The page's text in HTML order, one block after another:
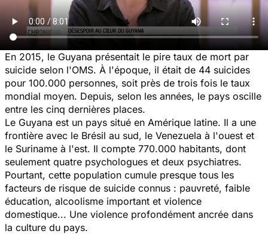
En 2015, le Guyana présentait le pire taux de mort par
suicide selon l'OMS. À l'époque, il était de 44 suicides
pour 100.000 personnes, soit près de trois fois le taux
mondial moyen. Depuis, selon les années, le pays oscille
entre les cinq dernières places.
Le Guyana est un pays situé en Amérique latine. Il a une
frontière avec le Brésil au sud, le Venezuela à l'ouest et
le Suriname à l'est. Il compte 770.000 habitants, dont
seulement quatre psychologues et deux psychiatres.
Pourtant, cette population cumule presque tous les
facteurs de risque de suicide connus : pauvreté, faible
éducation, alcoolisme important et violence
domestique... Une violence profondément ancrée dans
la culture du pays.